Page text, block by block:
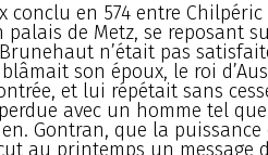
conclu en 574 entre Chilpéric
de Metz, se reposant
n’était pas
son époux, le roi
et lui répétait sans
avec un homme tel
Gontran, que la puissance
au printemps un message